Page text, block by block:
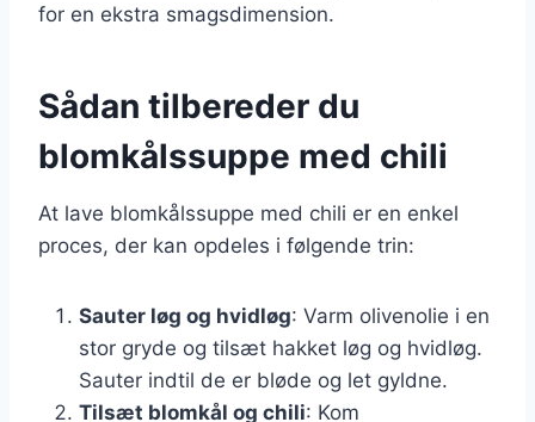
for en ekstra smagsdimension.
Sådan tilbereder du
blomkålssuppe med chili
At lave blomkålssuppe med chili er en enkel
proces, der kan opdeles i følgende trin:
Sauter løg og hvidløg: Varm olivenolie i en
stor gryde og tilsæt hakket løg og hvidløg.
Sauter indtil de er bløde og let gyldne.
Tilsæt blomkål og chili: Kom